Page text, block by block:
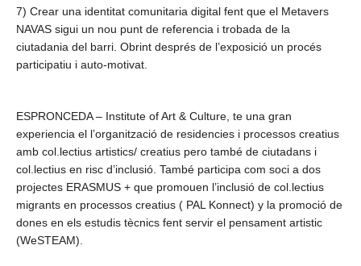
7) Crear una identitat comunitaria digital fent que el Metavers
NAVAS sigui un nou punt de referencia i trobada de la
ciutadania del barri. Obrint després de l’exposició un procés
participatiu i auto-motivat.
ESPRONCEDA – Institute of Art & Culture, te una gran
experiencia el l’organització de residencies i processos creatius
amb col.lectius artistics/ creatius pero també de ciutadans i
col.lectius en risc d’inclusió. També participa com soci a dos
projectes ERASMUS + que promouen l’inclusió de col.lectius
migrants en processos creatius ( PAL Konnect) y la promoció de
dones en els estudis tècnics fent servir el pensament artistic
(WeSTEAM).